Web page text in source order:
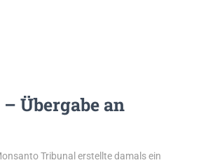
Übergabe an
Tribunal erstellte damals ein